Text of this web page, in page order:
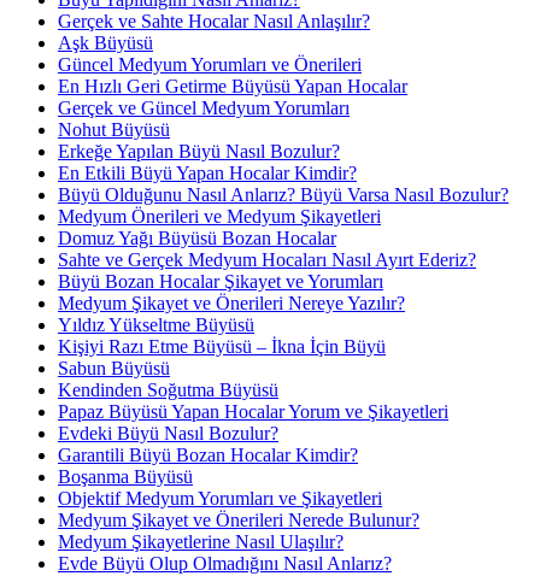
Gerçek ve Sahte Hocalar Nasıl Anlaşılır?
Aşk Büyüsü
Güncel Medyum Yorumları ve Önerileri
En Hızlı Geri Getirme Büyüsü Yapan Hocalar
Gerçek ve Güncel Medyum Yorumları
Nohut Büyüsü
Erkeğe Yapılan Büyü Nasıl Bozulur?
En Etkili Büyü Yapan Hocalar Kimdir?
Büyü Olduğunu Nasıl Anlarız? Büyü Varsa Nasıl Bozulur?
Medyum Önerileri ve Medyum Şikayetleri
Domuz Yağı Büyüsü Bozan Hocalar
Sahte ve Gerçek Medyum Hocaları Nasıl Ayırt Ederiz?
Büyü Bozan Hocalar Şikayet ve Yorumları
Medyum Şikayet ve Önerileri Nereye Yazılır?
Yıldız Yükseltme Büyüsü
Kişiyi Razı Etme Büyüsü – İkna İçin Büyü
Sabun Büyüsü
Kendinden Soğutma Büyüsü
Papaz Büyüsü Yapan Hocalar Yorum ve Şikayetleri
Evdeki Büyü Nasıl Bozulur?
Garantili Büyü Bozan Hocalar Kimdir?
Boşanma Büyüsü
Objektif Medyum Yorumları ve Şikayetleri
Medyum Şikayet ve Önerileri Nerede Bulunur?
Medyum Şikayetlerine Nasıl Ulaşılır?
Evde Büyü Olup Olmadığını Nasıl Anlarız?